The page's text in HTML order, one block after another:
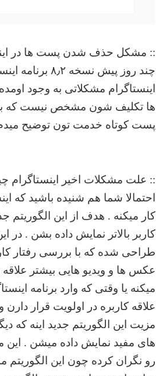
:: مشکل حذف شدن پست ها در
چند روز پیش
اینستاگرام مشکلاتی به وجود
ها تکلیف شون مشخص نیست که
پست کوتاه خدمت تون توضیح
:: علت مشکلات اخیر اینستاگرام
احتمالا شما هم شنیده باشید که
کار میکنه . هدف از این الگوریتم
کاربر بالاتر نمایش داده بشن .
طراحی شده که با بررسی رفتار
عکس ها و ویدیو هایی بیشتر
میکنه یا وقتی که وارد برنامه
علاقه کاربره در اولویت قرار
مزیت این الگوریتم جدید اینه که
های مفید نمایش داده میشن .
رو نگران کرده چون این الگوریتم